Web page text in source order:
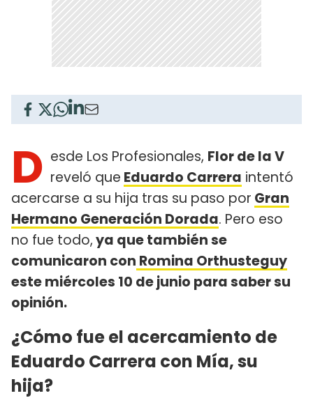
D esde Los Profesionales, Flor de la V
reveló que Eduardo Carrera intentó
acercarse a su hija tras su paso por Gran
Hermano Generación Dorada. Pero eso
no fue todo,ya que también se
comunicaron con Romina Orthusteguy
este miércoles 10 de junio para saber su
opinión.
¿Cómo fue el acercamiento de
Eduardo Carrera con Mía, su
hija?